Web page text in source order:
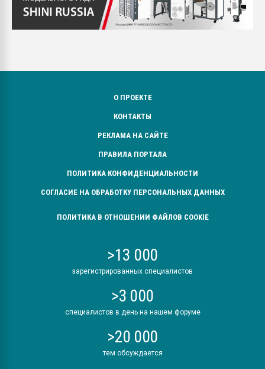
О ПРОЕКТЕ
КОНТАКТЫ
РЕКЛАМА НА САЙТЕ
ПРАВИЛА ПОРТАЛА
ПОЛИТИКА КОНФИДЕНЦИАЛЬНОСТИ
СОГЛАСИЕ НА ОБРАБОТКУ ПЕРСОНАЛЬНЫХ ДАННЫХ
ПОЛИТИКА В ОТНОШЕНИИ ФАЙЛОВ COOKIE
>13 000
зарегистрированных специалистов
>3 000
специалистов в день на нашем форуме
>20 000
тем обсуждается